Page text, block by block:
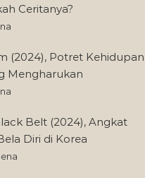
Ceritanya?
(2024), Potret Kehidupan
Mengharukan
Belt (2024), Angkat
Diri di Korea